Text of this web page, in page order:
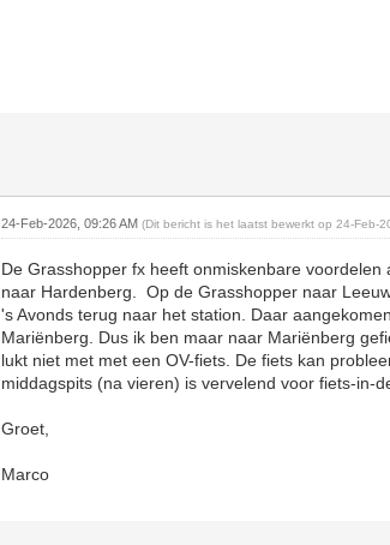
24-Feb-2026, 09:26 AM(Dit bericht is het laatst bewerkt op 24-Feb-
De Grasshopper fx heeft onmiskenbare
naar Hardenberg. Op de Grasshopper naar
's Avonds terug naar het station. Daar
Mariënberg. Dus ik ben maar naar Mariënberg
lukt niet met met een OV-fiets. De fiets kan
middagspits (na vieren) is vervelend voor fiets-in-
Groet,
Marco